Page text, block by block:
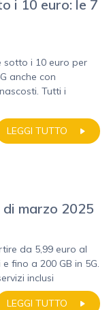
i 10 euro: le 7
sotto i 10 euro per
anche con
Tutti i
LEGGI TUTTO
marzo 2025
da 5,99 euro al
fino a 200 GB in 5G.
inclusi
LEGGI TUTTO